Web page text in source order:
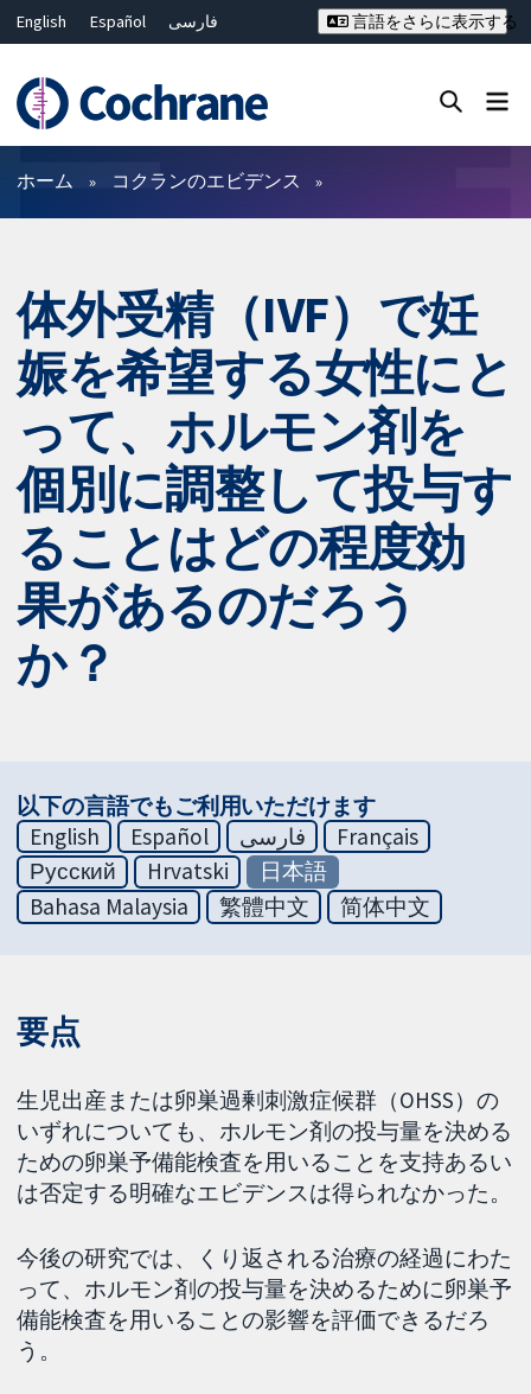
English Español
فارسی
Deutsch
Bahasa Malaysia
ไทย
繁體中文
简体中文
言語をさらに表示する
フィルター
ホーム コクランのエビデンス
体外受精（IVF）で妊
娠を希望する女性にと
って、ホルモン剤を
個別に調整して投与す
ることはどの程度効
果があるのだろう
か？
以下の言語でもご利用いただけます
English
Español فارسی
Français
Русский
Hrvatski
日本語
Bahasa Malaysia
繁體中文 简体中文
要点
生児出産または卵巣過剰刺激症候群（OHSS）の
いずれについても、ホルモン剤の投与量を決める
ための卵巣予備能検査を用いることを支持あるい
は否定する明確なエビデンスは得られなかった。
今後の研究では、くり返される治療の経過にわた
って、ホルモン剤の投与量を決めるために卵巣予
備能検査を用いることの影響を評価できるだろ
う。